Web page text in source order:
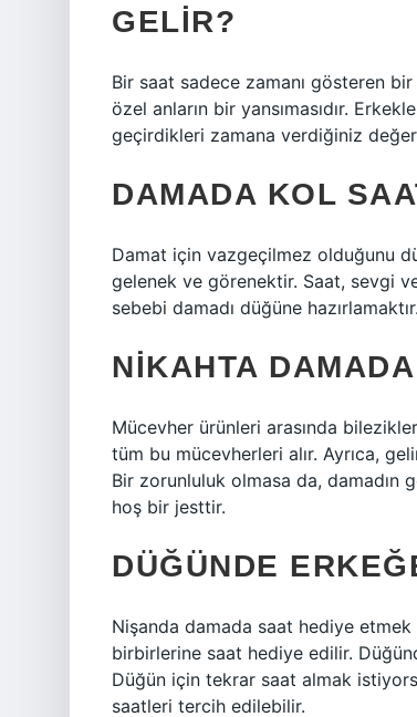
GELIR?
Bir saat sadece zamanı gösteren
özel anların bir yansımasıdır.
geçirdikleri zamana verdiğiniz
DAMADA KOL
Damat için vazgeçilmez olduğunu
gelenek ve görenektir. Saat, sevgi
sebebi damadı düğüne
NIKAHTA
Mücevher ürünleri arasında
tüm bu mücevherleri alır. Ayrıca,
Bir zorunluluk olmasa da, damadın
hoş bir jesttir.
DÜĞÜNDE
Nişanda damada saat hediye
birbirlerine saat hediye edilir.
Düğün için tekrar saat almak
saatleri tercih edilebilir.